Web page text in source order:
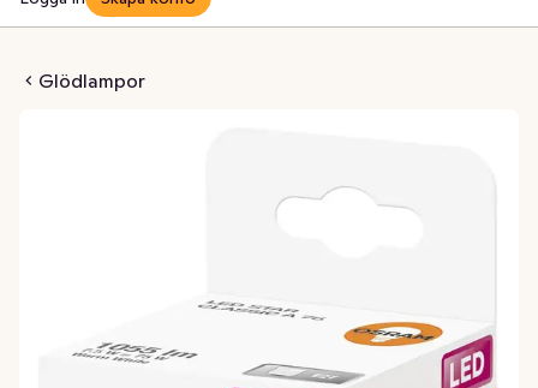
Glödlampor
75W E27